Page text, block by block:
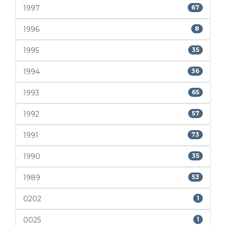
1997 67
1996 8
1995 35
1994 36
1993 65
1992 57
1991 73
1990 35
1989 53
0202 1
0025 1